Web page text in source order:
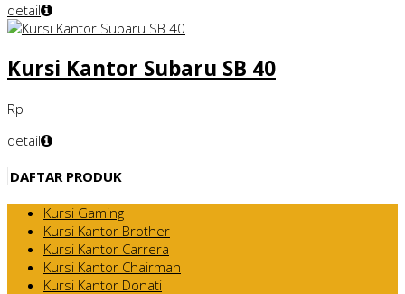
detail
Kursi Kantor Subaru SB 40
Rp
detail
DAFTAR PRODUK
Kursi Gaming
Kursi Kantor Brother
Kursi Kantor Carrera
Kursi Kantor Chairman
Kursi Kantor Donati